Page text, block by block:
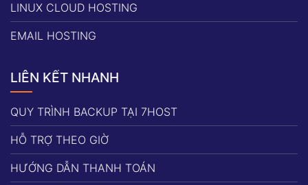
LINUX CLOUD HOSTING
EMAIL HOSTING
LIÊN KẾT NHANH
QUY TRÌNH BACKUP TẠI 7HOST
HỖ TRỢ THEO GIỜ
HƯỚNG DẪN THANH TOÁN